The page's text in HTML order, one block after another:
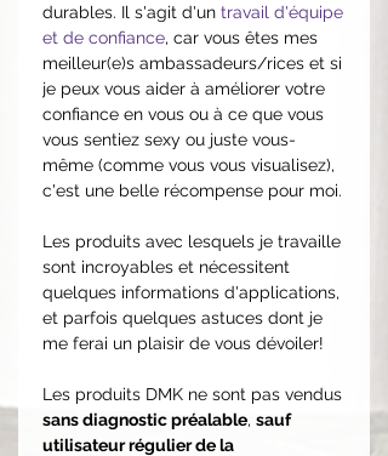
durables. Il s'agit d'un travail d'équipe
et de confiance, car vous êtes mes
meilleur(e)s ambassadeurs/rices et si
je peux vous aider à améliorer votre
confiance en vous ou à ce que vous
vous sentiez sexy ou juste vous-
même (comme vous vous visualisez),
c'est une belle récompense pour moi.
Les produits avec lesquels je travaille
sont incroyables et nécessitent
quelques informations d'applications,
et parfois quelques astuces dont je
me ferai un plaisir de vous dévoiler!
Les produits DMK ne sont pas vendus
sans diagnostic préalable, sauf
utilisateur régulier de la